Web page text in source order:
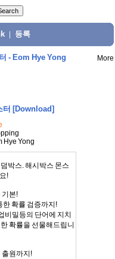
등록
- Eom Hye Yong More
터 [Download]
Hye Yong
박스. 해시박스 몬스
!
기본!
한 확률 검증까지!
비밀등의 단어에 지치
확률을 선물해드립니
원까지!